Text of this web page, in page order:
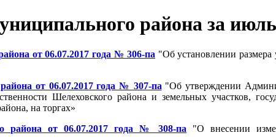
района за июль
от 06.07.2017 года № 306-па "Об установлении
от 06.07.2017 года № 307-па "Об утверждении
Шелеховского района и земельных участков,
на торгах»
района от 06.07.2017 года № 308-па "О внесении